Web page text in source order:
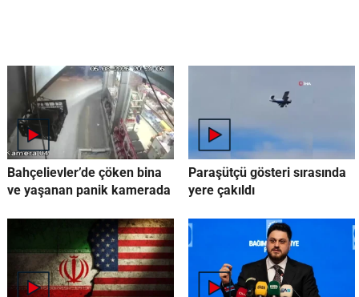
Bahçelievler’de çöken bina
ve yaşanan panik kamerada
Paraşütçü gösteri sırasında
yere çakıldı